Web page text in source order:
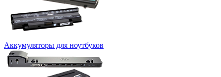
Аккумуляторы для ноутбуков